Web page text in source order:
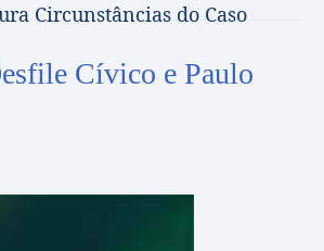
Circunstâncias do Caso
Cívico e Paulo